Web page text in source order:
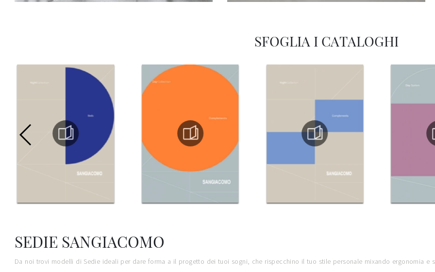
SFOGLIA I CATALOGHI
SEDIE SANGIACOMO
Da noi trovi modelli di Sedie ideali per dare forma a il progetto dei tuoi sogni, che rispecchino il tuo stile personale mixando ergonomia